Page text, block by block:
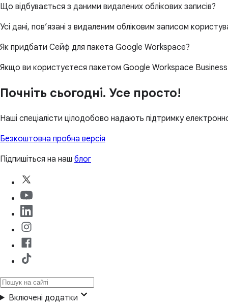
Що відбувається з даними видалених облікових записів?
Усі дані, пов’язані з видаленим обліковим записом
Як придбати Сейф для пакета Google Workspace?
Якщо ви користуєтеся пакетом Google Workspace
Почніть сьогодні. Усе просто!
Наші спеціалісти цілодобово надають підтримку
Безкоштовна пробна версія
Підпишіться на наш блог
Включені додатки